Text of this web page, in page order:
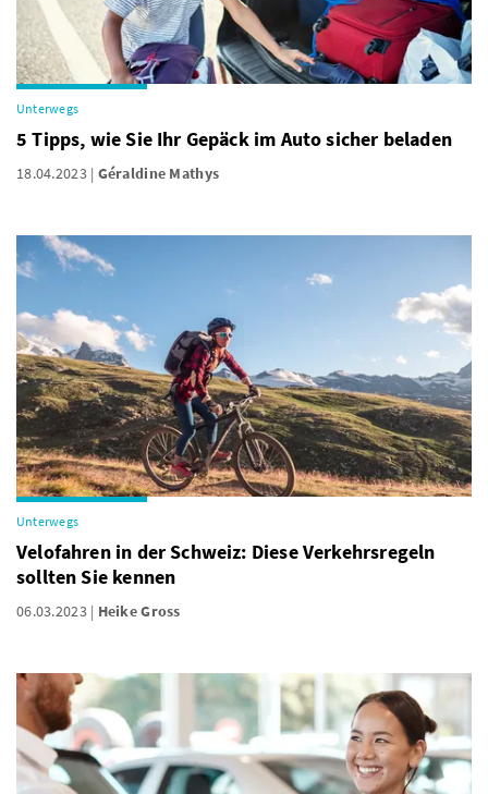
Unterwegs
5 Tipps, wie Sie Ihr Gepäck im Auto sicher beladen
18.04.2023 Géraldine Mathys
Unterwegs
Velofahren in der Schweiz: Diese Verkehrsregeln
sollten Sie kennen
06.03.2023 Heike Gross